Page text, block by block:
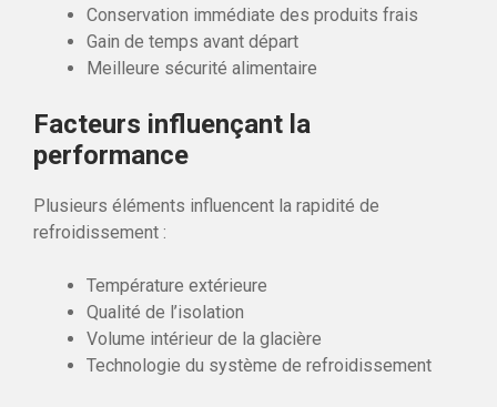
Conservation immédiate des produits frais
Gain de temps avant départ
Meilleure sécurité alimentaire
Facteurs influençant la
performance
Plusieurs éléments influencent la rapidité de
refroidissement :
Température extérieure
Qualité de l’isolation
Volume intérieur de la glacière
Technologie du système de refroidissement